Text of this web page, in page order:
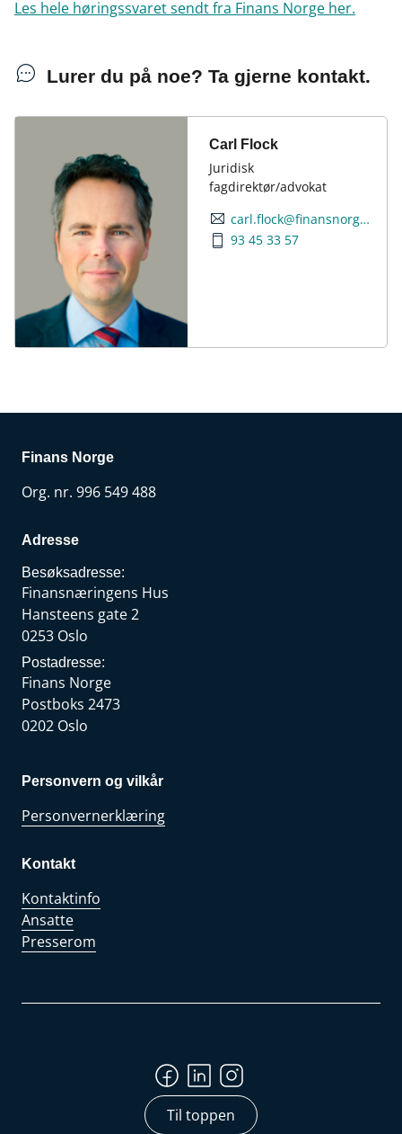
Les hele høringssvaret sendt fra Finans Norge her.
Lurer du på noe? Ta gjerne kontakt.
Carl Flock
Juridisk
fagdirektør/advokat
carl.flock@finansnorge.no
93 45 33 57
Finans Norge
Org. nr. 996 549 488
Adresse
Besøksadresse:
Finansnæringens Hus
Hansteens gate 2
0253 Oslo
Postadresse:
Finans Norge
Postboks 2473
0202 Oslo
Personvern og vilkår
Personvernerklæring
Kontakt
Kontaktinfo
Ansatte
Presserom
Til toppen